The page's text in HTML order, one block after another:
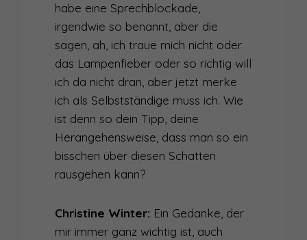
habe eine Sprechblockade,
irgendwie so benannt, aber die
sagen, ah, ich traue mich nicht oder
das Lampenfieber oder so richtig will
ich da nicht dran, aber jetzt merke
ich als Selbstständige muss ich. Wie
ist denn so dein Tipp, deine
Herangehensweise, dass man so ein
bisschen über diesen Schatten
rausgehen kann?
Christine Winter: Ein Gedanke, der
mir immer ganz wichtig ist, auch